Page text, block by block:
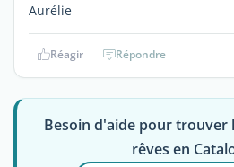
Aurélie
Réagir Répondre
Besoin d'aide pour trouver
rêves en